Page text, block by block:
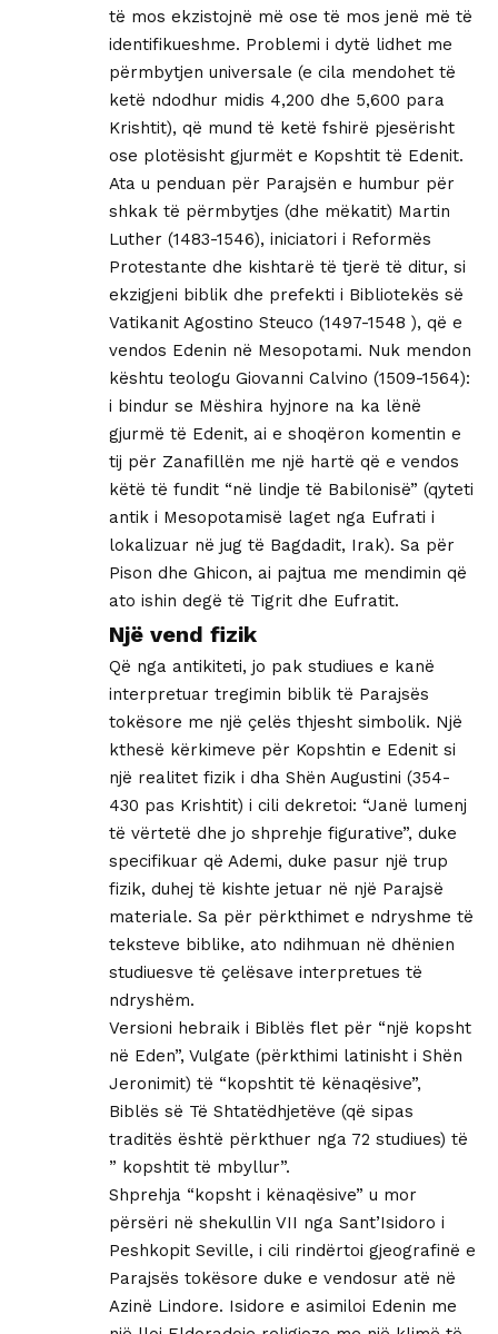
të mos ekzistojnë më ose të mos jenë më të
identifikueshme. Problemi i dytë lidhet me
përmbytjen universale (e cila mendohet të
ketë ndodhur midis 4,200 dhe 5,600 para
Krishtit), që mund të ketë fshirë pjesërisht
ose plotësisht gjurmët e Kopshtit të Edenit.
Ata u penduan për Parajsën e humbur për
shkak të përmbytjes (dhe mëkatit) Martin
Luther (1483-1546), iniciatori i Reformës
Protestante dhe kishtarë të tjerë të ditur, si
ekzigjeni biblik dhe prefekti i Bibliotekës së
Vatikanit Agostino Steuco (1497-1548 ), që e
vendos Edenin në Mesopotami. Nuk mendon
kështu teologu Giovanni Calvino (1509-1564):
i bindur se Mëshira hyjnore na ka lënë
gjurmë të Edenit, ai e shoqëron komentin e
tij për Zanafillën me një hartë që e vendos
këtë të fundit “në lindje të Babilonisë” (qyteti
antik i Mesopotamisë laget nga Eufrati i
lokalizuar në jug të Bagdadit, Irak). Sa për
Pison dhe Ghicon, ai pajtua me mendimin që
ato ishin degë të Tigrit dhe Eufratit.
Një vend fizik
Që nga antikiteti, jo pak studiues e kanë
interpretuar tregimin biblik të Parajsës
tokësore me një çelës thjesht simbolik. Një
kthesë kërkimeve për Kopshtin e Edenit si
një realitet fizik i dha Shën Augustini (354-
430 pas Krishtit) i cili dekretoi: “Janë lumenj
të vërtetë dhe jo shprehje figurative”, duke
specifikuar që Ademi, duke pasur një trup
fizik, duhej të kishte jetuar në një Parajsë
materiale. Sa për përkthimet e ndryshme të
teksteve biblike, ato ndihmuan në dhënien
studiuesve të çelësave interpretues të
ndryshëm.
Versioni hebraik i Biblës flet për “një kopsht
në Eden”, Vulgate (përkthimi latinisht i Shën
Jeronimit) të “kopshtit të kënaqësive”,
Biblës së Të Shtatëdhjetëve (që sipas
traditës është përkthuer nga 72 studiues) të
” kopshtit të mbyllur”.
Shprehja “kopsht i kënaqësive” u mor
përsëri në shekullin VII nga Sant’Isidoro i
Peshkopit Seville, i cili rindërtoi gjeografinë e
Parajsës tokësore duke e vendosur atë në
Azinë Lindore. Isidore e asimiloi Edenin me